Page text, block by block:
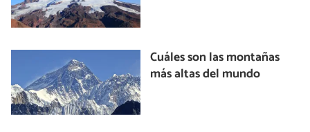
Cuáles son las montañas
más altas del mundo